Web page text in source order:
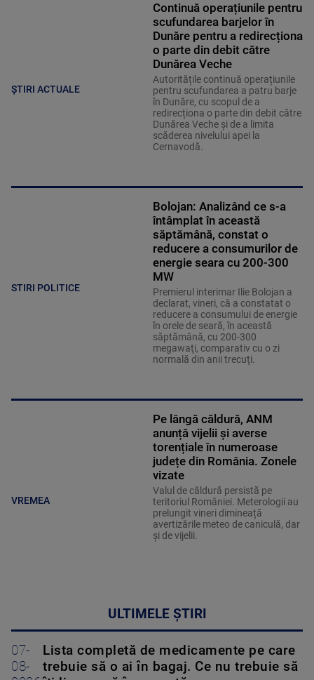
ȘTIRI ACTUALE
Continuă operațiunile pentru
scufundarea barjelor în
Dunăre pentru a redirecționa
o parte din debit către
Dunărea Veche
Autoritățile continuă operațiunile
pentru scufundarea a patru barje
în Dunăre, cu scopul de a
redirecționa o parte din debit către
Dunărea Veche și de a limita
scăderea nivelului apei la
Cernavodă.
STIRI POLITICE
Bolojan: Analizând ce s-a
întâmplat în această
săptămână, constat o
reducere a consumurilor de
energie seara cu 200-300
MW
Premierul interimar Ilie Bolojan a
declarat, vineri, că a constatat o
reducere a consumului de energie
în orele de seară, în această
săptămână, cu 200-300
megawaţi, comparativ cu o zi
normală din anii trecuţi.
VREMEA
Pe lângă căldură, ANM
anunță vijelii și averse
torențiale în numeroase
județe din România. Zonele
vizate
Valul de căldură persistă pe
teritoriul României. Meterologii au
prelungit vineri dimineață
avertizările meteo de caniculă, dar
și de vijelii.
ULTIMELE ȘTIRI
07-
08-
Lista completă de medicamente pe care
trebuie să o ai în bagaj. Ce nu trebuie să